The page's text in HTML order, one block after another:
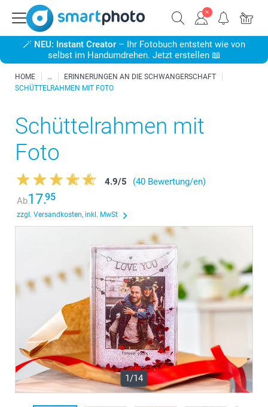
🪄 NEU: Instant Creator – Ihr Fotobuch entsteht wie von
selbst im Handumdrehen. Jetzt erstellen 📖
HOME
ERINNERUNGEN AN DIE SCHWANGERSCHAFT
SCHÜTTELRAHMEN MIT FOTO
Schüttelrahmen mit
Foto
4.9/5
(40 Bewertung/en)
Ab17.95
zzgl. Versandkosten, inkl. MwSt
1/14